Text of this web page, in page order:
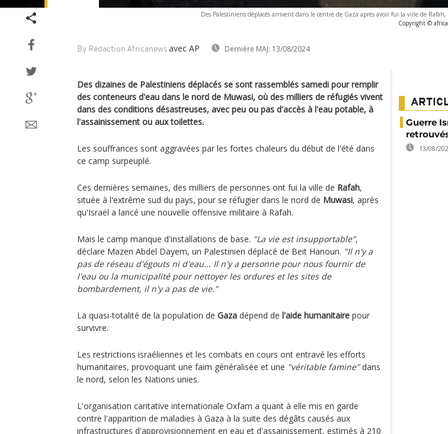
Des Palestiniens déplacés arrivent dans le centre de Gaza après avoir fui la ville de
Copyright ©
By Rédaction Africanews avec AP Dernière MAJ: 13/08/2024
Des dizaines de Palestiniens déplacés se sont rassemblés samedi pour remplir
des conteneurs d'eau dans le nord de Muwasi, où des milliers de réfugiés vivent
dans des conditions désastreuses, avec peu ou pas d'accès à l'eau potable, à
l'assainissement ou aux toilettes.
Les souffrances sont aggravées par les fortes chaleurs du début de l'été dans
ce camp surpeuplé.
Ces dernières semaines, des milliers de personnes ont fui la ville de Rafah,
située à l'extrême sud du pays, pour se réfugier dans le nord de Muwasi, après
qu'Israël a lancé une nouvelle offensive militaire à Rafah.
Mais le camp manque d'installations de base. "La vie est insupportable",
déclare Mazen Abdel Dayem, un Palestinien déplacé de Beit Hanoun. "Il n'y a
pas de réseau d'égouts ni d'eau... Il n'y a personne pour nous fournir de
l'eau ou la municipalité pour nettoyer les ordures et les sites de
bombardement, il n'y a pas de vie."
La quasi-totalité de la population de Gaza dépend de l'aide humanitaire pour
survivre.
Les restrictions israéliennes et les combats en cours ont entravé les efforts
humanitaires, provoquant une faim généralisée et une "véritable famine"dans
le nord, selon les Nations unies.
L'organisation caritative internationale Oxfam a quant à elle mis en garde
contre l'apparition de maladies à Gaza à la suite des dégâts causés aux
infrastructures d'approvisionnement en eau et d'assainissement, estimés à 210
Guerre
13/08/